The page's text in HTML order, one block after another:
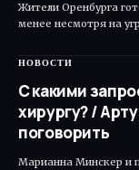
Жители Оренбурга
менее несмотря на
НОВОСТИ
С какими
хирургу? /
поговорить
Марианна Минскер и